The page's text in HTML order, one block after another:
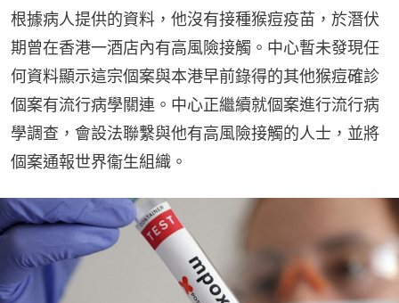
根據病人提供的資料，他沒有接種猴痘疫苗，於潛伏
期曾在香港一酒店內有高風險接觸。中心暫未發現任
何資料顯示這宗個案與本港早前錄得的其他猴痘確診
個案有流行病學關連。中心正繼續就個案進行流行病
學調查，會設法聯繫與他有高風險接觸的人士，並將
個案通報世界衞生組織。